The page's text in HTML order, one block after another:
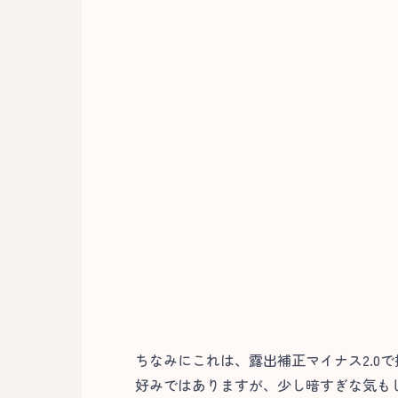
ちなみにこれは、露出補正マイナス2.0で
好みではありますが、少し暗すぎな気も